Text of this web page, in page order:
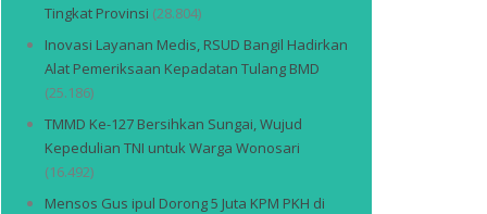
Tingkat Provinsi (28.804)
Inovasi Layanan Medis, RSUD Bangil Hadirkan
Alat Pemeriksaan Kepadatan Tulang BMD
(25.186)
TMMD Ke-127 Bersihkan Sungai, Wujud
Kepedulian TNI untuk Warga Wonosari
(16.492)
Mensos Gus ipul Dorong 5 Juta KPM PKH di